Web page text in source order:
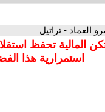
العماد - تراتيل
المالية تحفظ
استمرارية هذا